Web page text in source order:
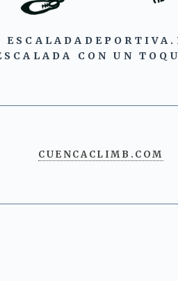
CON UN
CUENCACLIMB.COM